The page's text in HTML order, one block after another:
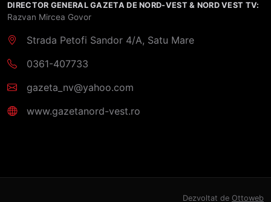
DIRECTOR GENERAL GAZETA DE NORD-VEST & NORD VEST TV:
Razvan Mircea Govor
Strada Petofi Sandor 4/A, Satu Mare
0361-407733
gazeta_nv@yahoo.com
www.gazetanord-vest.ro
Dezvoltat de Ottoweb